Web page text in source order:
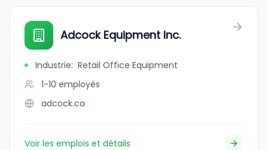
Adcock Equipment Inc.
Industrie: Retail Office Equipment
1-10 employés
adcock.ca
Voir les emplois et détails